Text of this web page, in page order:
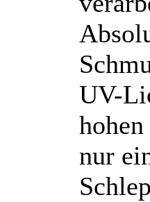
UV-
nur